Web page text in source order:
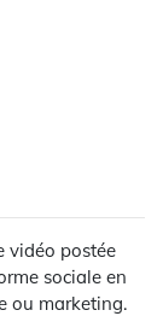
vidéo postée
sociale en
ou marketing.